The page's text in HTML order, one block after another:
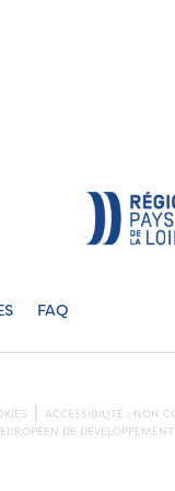
FAQ
ACCESSIBILITÉ : NON
DE